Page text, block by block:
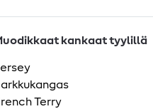
kankaat tyylillä
Terry